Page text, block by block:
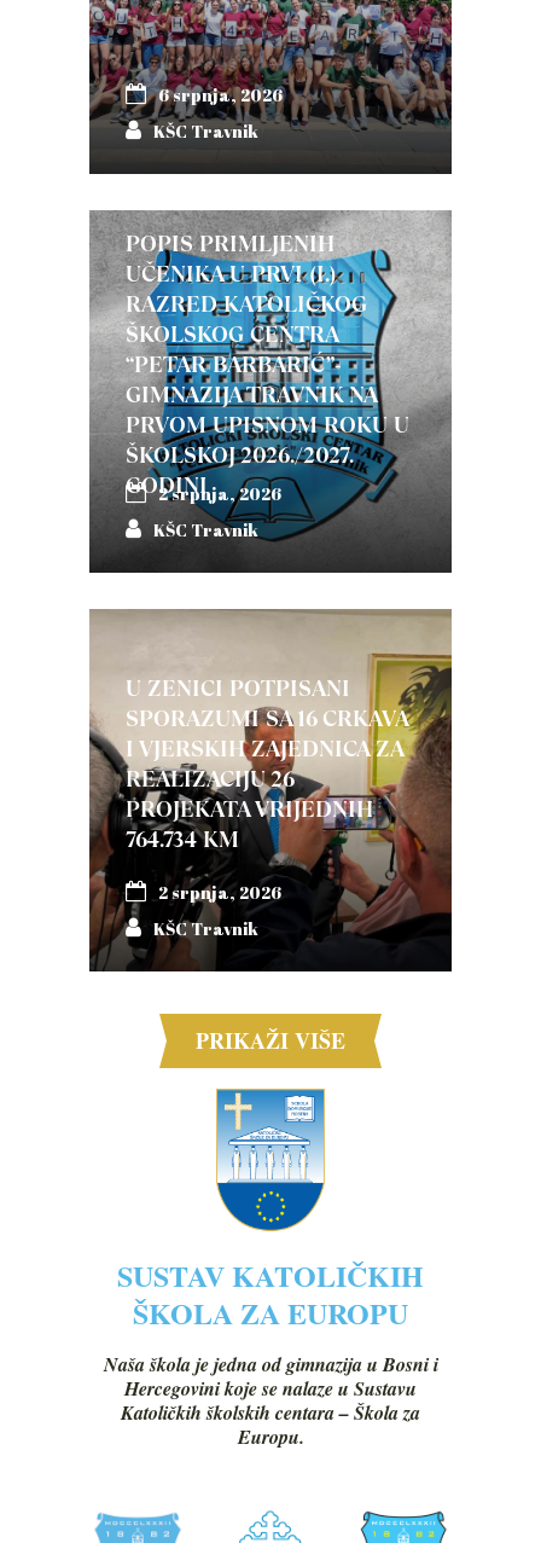
6 srpnja, 2026
KŠC Travnik
POPIS PRIMLJENIH
UČENIKA U PRVI (I.)
RAZRED KATOLIČKOG
ŠKOLSKOG CENTRA
“PETAR BARBARIĆ”-
GIMNAZIJA TRAVNIK NA
PRVOM UPISNOM ROKU U
ŠKOLSKOJ 2026./2027.
GODINI
2 srpnja, 2026
KŠC Travnik
U ZENICI POTPISANI
SPORAZUMI SA 16 CRKAVA
I VJERSKIH ZAJEDNICA ZA
REALIZACIJU 26
PROJEKATA VRIJEDNIH
764.734 KM
2 srpnja, 2026
KŠC Travnik
PRIKAŽI VIŠE
SUSTAV KATOLIČKIH
ŠKOLA ZA EUROPU
Naša škola je jedna od gimnazija u Bosni i
Hercegovini koje se nalaze u Sustavu
Katoličkih školskih centara – Škola za
Europu.